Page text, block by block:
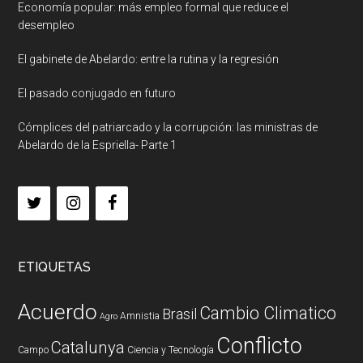
Economía popular: más empleo formal que reduce el
desempleo
El gabinete de Abelardo: entre la rutina y la regresión
El pasado conjugado en futuro
Cómplices del patriarcado y la corrupción: las ministras de
Abelardo de la Espriella- Parte 1
ETIQUETAS
Acuerdo Agro Amnistia Brasil Cambio Climatico
Campo Catalunya Ciencia y Tecnología Conflicto